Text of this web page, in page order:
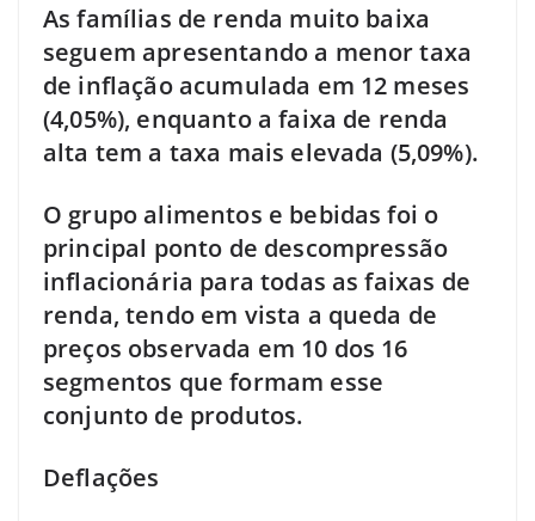
As famílias de renda muito baixa
seguem apresentando a menor taxa
de inflação acumulada em 12 meses
(4,05%), enquanto a faixa de renda
alta tem a taxa mais elevada (5,09%).
O grupo alimentos e bebidas foi o
principal ponto de descompressão
inflacionária para todas as faixas de
renda, tendo em vista a queda de
preços observada em 10 dos 16
segmentos que formam esse
conjunto de produtos.
Deflações